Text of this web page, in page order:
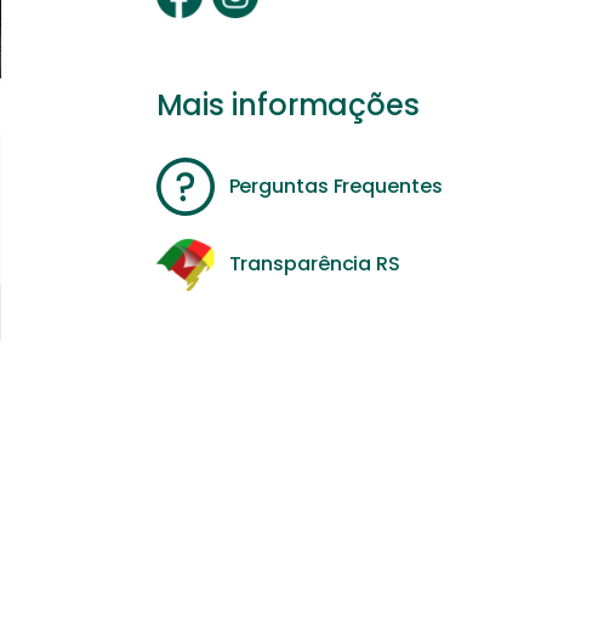
Mais informações
Perguntas Frequentes
Transparência RS